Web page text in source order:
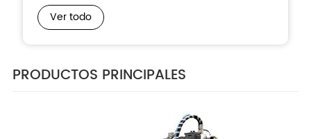
Ver todo
PRODUCTOS PRINCIPALES